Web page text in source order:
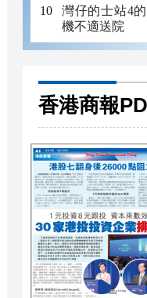
灣仔的士站4
機不適送院
香港商報